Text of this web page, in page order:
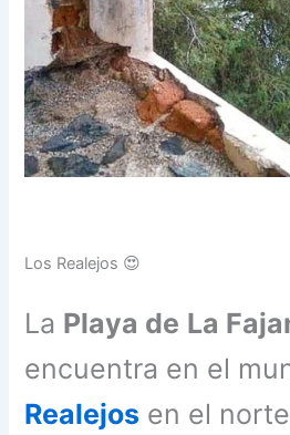
Los Realejos 😍
La Playa de La
encuentra en el
Realejos en el